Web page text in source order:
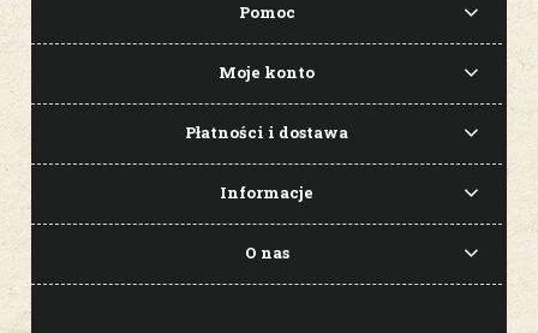
Pomoc
Moje konto
Płatności i dostawa
Informacje
O nas